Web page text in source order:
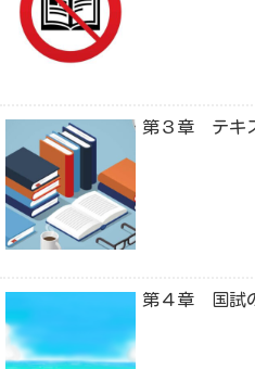
第３章 テキ
第４章 国試